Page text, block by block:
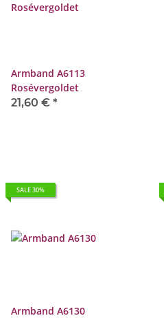
Armband A6113
Rosévergoldet
21,60 € *
SALE 30%
Armband A6130